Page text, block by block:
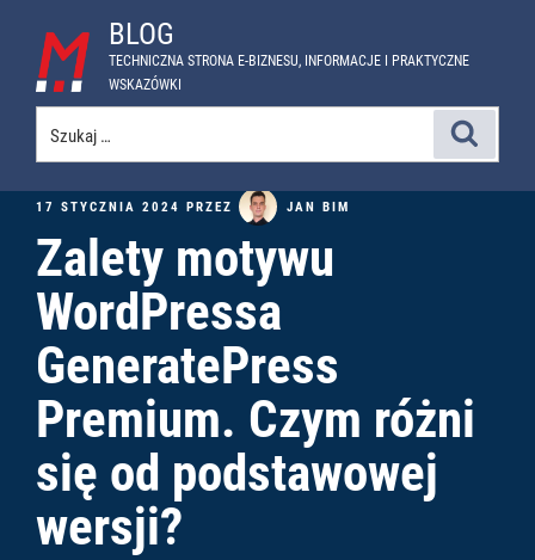
BLOG
TECHNICZNA STRONA E-BIZNESU, INFORMACJE I PRAKTYCZNE
WSKAZÓWKI
OPUBLIKOWANE
17 STYCZNIA 2024 PRZEZ JAN BIM
Zalety motywu
WordPressa
GeneratePress
Premium. Czym różni
się od podstawowej
wersji?